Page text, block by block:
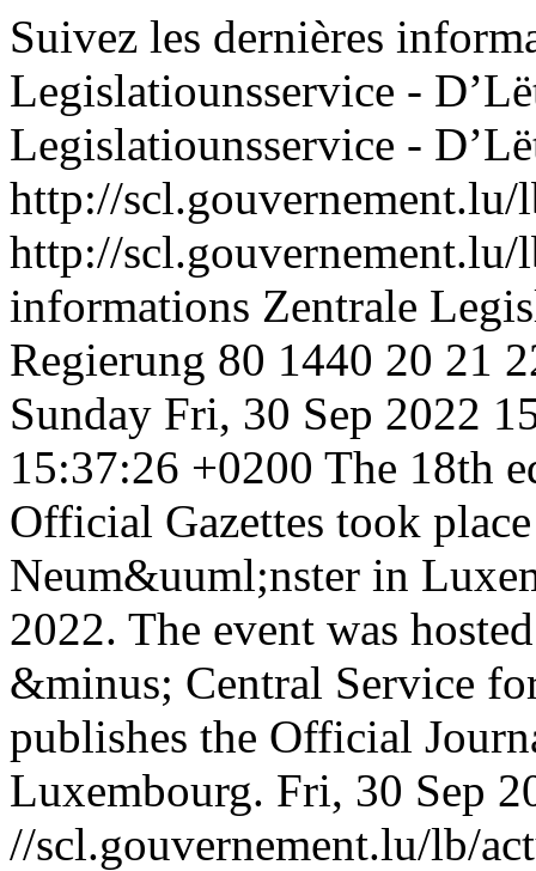
Suivez les dernières
Legislatiounsservice -
Legislatiounsservice -
http://
http://
informations Zentrale
Regierung 80 1440 20 21
Sunday Fri, 30 Sep 2022
15:37:26 +0200 The 18th
Official Gazettes took
Neum&uuml;nster in
2022. The event was
&minus; Central Service
publishes the Official
Luxembourg. Fri, 30 Sep
//scl.gouvernement.lu/lb/